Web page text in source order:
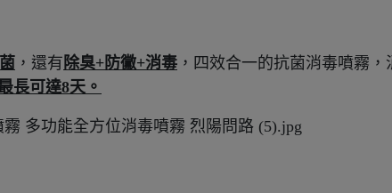
，還有 除臭+防黴+消毒 ，四效合一的抗菌消毒噴霧，
長可達8天。